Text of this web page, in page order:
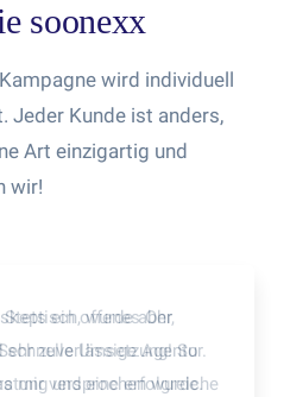
soonexx
wird individuell
Jeder Kunde ist anders,
Art einzigartig und
wir!
ein offenes Ohr,
schnelle Umsetzung! So
und eine erfolgreiche